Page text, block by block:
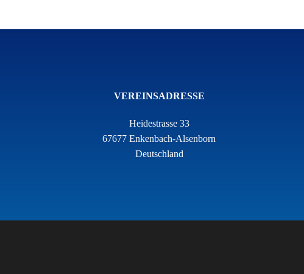
VEREINSADRESSE
Heidestrasse 33
67677 Enkenbach-Alsenborn
Deutschland